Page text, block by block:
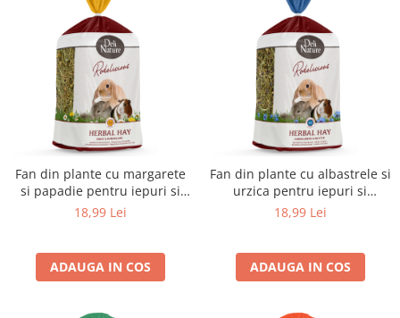
Fan din plante cu margarete
si papadie pentru iepuri si
rozatoare – Deli Nature
18,99 Lei
ADAUGA IN COS
Fan din plante cu albastrele si
urzica pentru iepuri si
rozatoare – Deli Nature
18,99 Lei
ADAUGA IN COS